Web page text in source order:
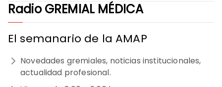
Radio GREMIAL MÉDICA
El semanario de la AMAP
Novedades gremiales, noticias institucionales,
actualidad profesional.